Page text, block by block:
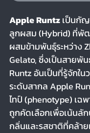
Apple Runtzเป็นกั
ลูกผสม (Hybrid) ที่พั
ผสมข้ามพันธุ์ระหว่าง
Gelato, ซึ่งเป็นสายพั
Runtz อันเป็นที่รู้จักใ
ระดับสากล Apple
ไทป์ (phenotype) เฉ
ถูกคัดเลือกเพื่อเน้นลั
กลิ่นและรสชาติที่คล้า